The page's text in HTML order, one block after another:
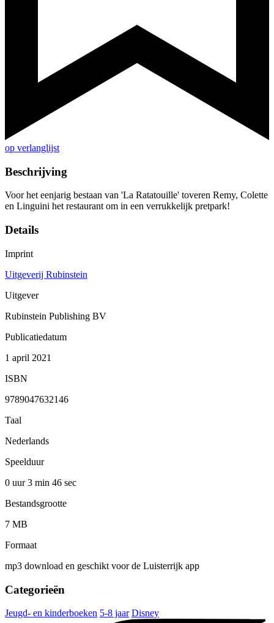
op verlanglijst
Beschrijving
Voor het eenjarig bestaan van 'La Ratatouille' toveren Remy, Colette
en Linguini het restaurant om in een verrukkelijk pretpark!
Details
Imprint
Uitgeverij Rubinstein
Uitgever
Rubinstein Publishing BV
Publicatiedatum
1 april 2021
ISBN
9789047632146
Taal
Nederlands
Speelduur
0 uur 3 min 46 sec
Bestandsgrootte
7 MB
Formaat
mp3 download en geschikt voor de Luisterrijk app
Categorieën
Jeugd- en kinderboeken 5-8 jaar Disney